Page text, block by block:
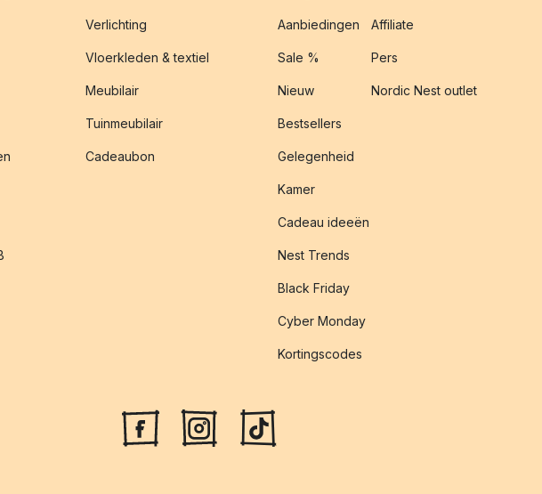
Verlichting
Vloerkleden & textiel
Meubilair
Tuinmeubilair
Cadeaubon
Aanbiedingen
Sale %
Nieuw
Bestsellers
Gelegenheid
Kamer
Cadeau ideeën
Nest Trends
Black Friday
Cyber Monday
Kortingscodes
Affiliate
Pers
Nordic Nest outlet